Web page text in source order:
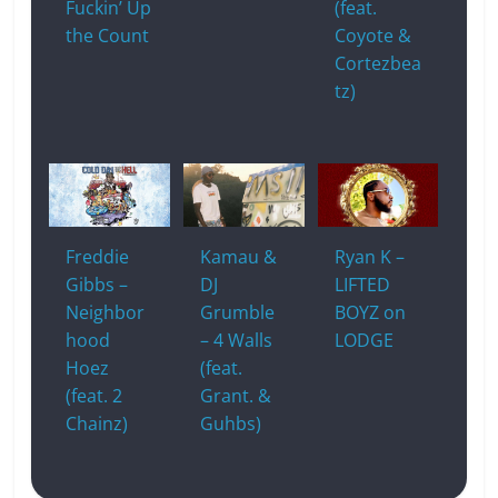
Fuckin’ Up
the Count
(feat.
Coyote &
Cortezbea
tz)
Freddie
Gibbs –
Neighbor
hood
Hoez
(feat. 2
Chainz)
Kamau &
DJ
Grumble
– 4 Walls
(feat.
Grant. &
Guhbs)
Ryan K –
LIFTED
BOYZ on
LODGE